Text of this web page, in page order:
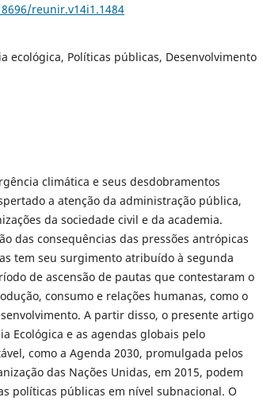
reunir.v14i1.1484
ecológica, Políticas públicas, Desenvolvimento
climática e seus desdobramentos
a atenção da administração pública,
da sociedade civil e da academia.
das consequências das pressões antrópicas
tem seu surgimento atribuído à segunda
de ascensão de pautas que contestaram o
consumo e relações humanas, como o
A partir disso, o presente artigo
Ecológica e as agendas globais pelo
como a Agenda 2030, promulgada pelos
das Nações Unidas, em 2015, podem
políticas públicas em nível subnacional. O